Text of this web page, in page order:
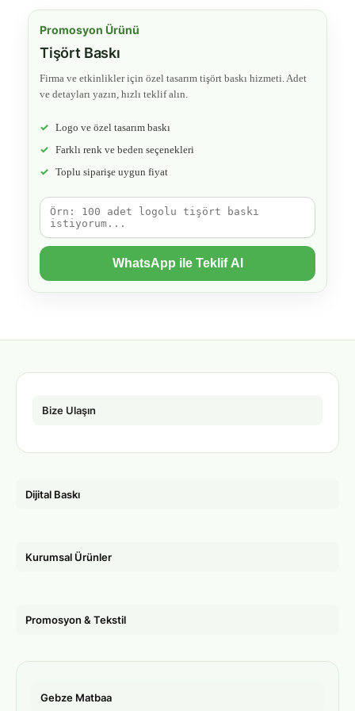
Promosyon Ürünü
Tişört Baskı
Firma ve etkinlikler için özel tasarım tişört baskı hizmeti. Adet
ve detayları yazın, hızlı teklif alın.
Logo ve özel tasarım baskı
Farklı renk ve beden seçenekleri
Toplu siparişe uygun fiyat
WhatsApp ile Teklif Al
Bize Ulaşın
Dijital Baskı
Kurumsal Ürünler
Promosyon & Tekstil
Gebze Matbaa